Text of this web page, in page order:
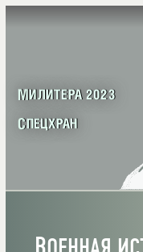
МИЛИТЕРА 2023
СПЕЦХРАН